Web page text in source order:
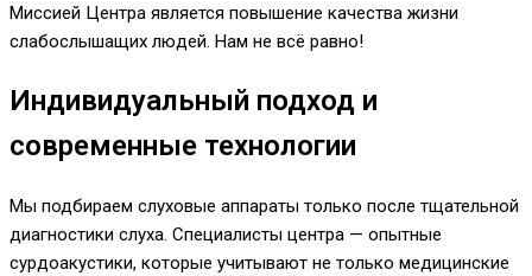
Миссией Центра является повышение качества жизни
слабослышащих людей. Нам не всё равно!
Индивидуальный подход и
современные технологии
Мы подбираем слуховые аппараты только после тщательной
диагностики слуха. Специалисты центра — опытные
сурдоакустики, которые учитывают не только медицинские